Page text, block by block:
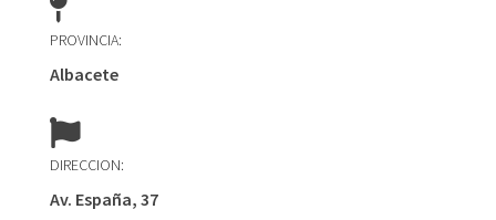
PROVINCIA:
Albacete
DIRECCION:
Av. España, 37